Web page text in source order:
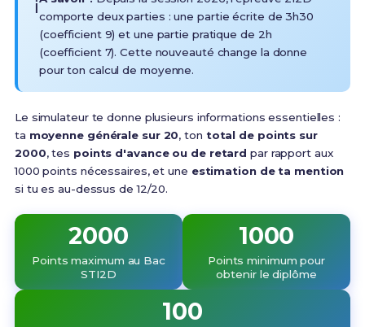
ℹ️comporte deux parties : une partie écrite de 3h30
(coefficient 9) et une partie pratique de 2h
(coefficient 7). Cette nouveauté change la donne
pour ton calcul de moyenne.
Le simulateur te donne plusieurs informations essentielles :
ta moyenne générale sur 20, ton total de points sur
2000, tes points d'avance ou de retard par rapport aux
1000 points nécessaires, et une estimation de ta mention
si tu es au-dessus de 12/20.
2000
Points maximum au Bac
STI2D
1000
Points minimum pour
obtenir le diplôme
100